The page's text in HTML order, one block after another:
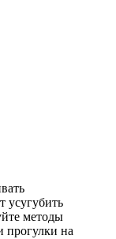
усугубить
методы
прогулки на